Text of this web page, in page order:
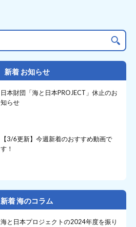
新着 お知らせ
日本財団「海と日本PROJECT」休止のお
知らせ
【3/6更新】今週新着のおすすめ動画で
す！
新着 海のコラム
海と日本プロジェクトの2024年度を振り